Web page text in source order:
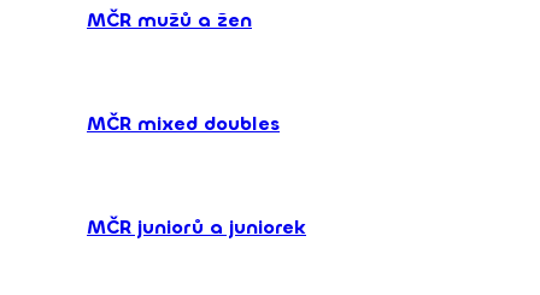
MČR mužů a žen
MČR mixed doubles
MČR juniorů a juniorek